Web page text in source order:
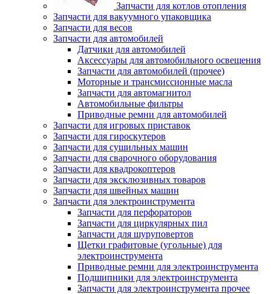
Запчасти для котлов отопления
Запчасти для вакуумного упаковщика
Запчасти для весов
Запчасти для автомобилей
Датчики для автомобилей
Аксессуары для автомобильного освещения
Запчасти для автомобилей (прочее)
Моторные и трансмиссионные масла
Запчасти для автомагнитол
Автомобильные фильтры
Приводные ремни для автомобилей
Запчасти для игровых приставок
Запчасти для гироскутеров
Запчасти для сушильных машин
Запчасти для сварочного оборудования
Запчасти для квадрокоптеров
Запчасти для эксклюзивных товаров
Запчасти для швейных машин
Запчасти для электроинструмента
Запчасти для перфораторов
Запчасти для циркулярных пил
Запчасти для шуруповертов
Щетки графитовые (угольные) для
электроинструмента
Приводные ремни для электроинструмента
Подшипники для электроинструмента
Запчасти для электроинструмента прочее